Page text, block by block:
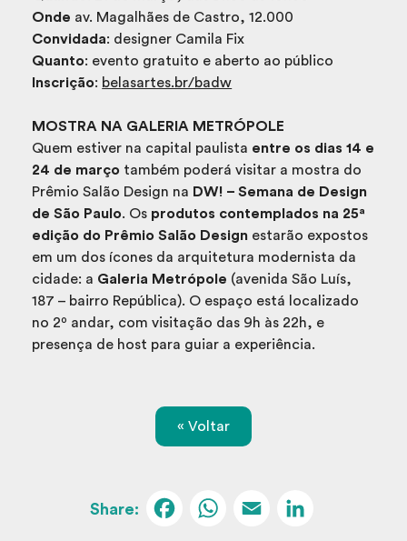
Onde av. Magalhães de Castro, 12.000
Convidada: designer Camila Fix
Quanto: evento gratuito e aberto ao público
Inscrição: belasartes.br/badw
MOSTRA NA GALERIA METRÓPOLE
Quem estiver na capital paulista entre os dias 14 e
24 de março também poderá visitar a mostra do
Prêmio Salão Design na DW! – Semana de Design
de São Paulo. Os produtos contemplados na 25ª
edição do Prêmio Salão Design estarão expostos
em um dos ícones da arquitetura modernista da
cidade: a Galeria Metrópole (avenida São Luís,
187 – bairro República). O espaço está localizado
no 2º andar, com visitação das 9h às 22h, e
presença de host para guiar a experiência.
« Voltar
Facebook
WhatsApp
Email